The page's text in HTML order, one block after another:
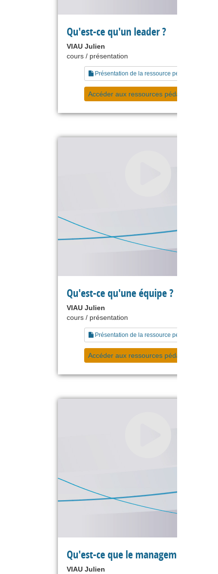
Qu'est-ce qu'un leader ?
VIAU Julien
cours / présentation
Présentation de la ressource pédagogique
Accéder aux ressources pédagogiques
Qu'est-ce qu'une équipe ?
VIAU Julien
cours / présentation
Présentation de la ressource pédagogique
Accéder aux ressources pédagogiques
Qu'est-ce que le management ?
VIAU Julien